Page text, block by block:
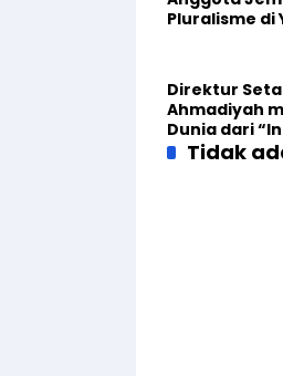
Pluralisme
Direktur
Ahmadiyah
Dunia dari
Tidak